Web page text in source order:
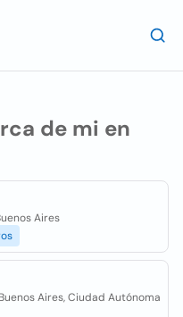
de mi en
Aires
Aires, Ciudad Autónoma